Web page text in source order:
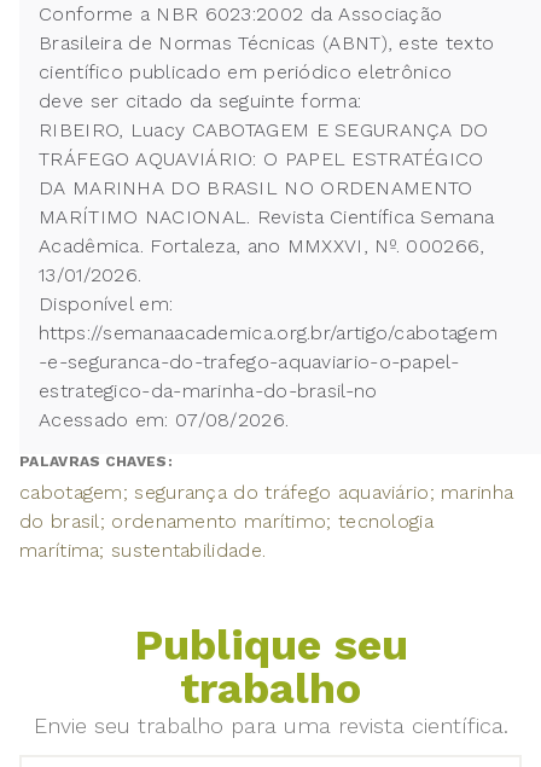
Conforme a NBR 6023:2002 da Associação
Brasileira de Normas Técnicas (ABNT), este texto
científico publicado em periódico eletrônico
deve ser citado da seguinte forma:
RIBEIRO, Luacy CABOTAGEM E SEGURANÇA DO
TRÁFEGO AQUAVIÁRIO: O PAPEL ESTRATÉGICO
DA MARINHA DO BRASIL NO ORDENAMENTO
MARÍTIMO NACIONAL. Revista Científica Semana
Acadêmica. Fortaleza, ano MMXXVI, Nº. 000266,
13/01/2026.
Disponível em:
https://semanaacademica.org.br/artigo/cabotagem
-e-seguranca-do-trafego-aquaviario-o-papel-
estrategico-da-marinha-do-brasil-no
Acessado em: 07/08/2026.
PALAVRAS CHAVES:
cabotagem; segurança do tráfego aquaviário; marinha
do brasil; ordenamento marítimo; tecnologia
marítima; sustentabilidade.
Publique seu
trabalho
Envie seu trabalho para uma revista científica.